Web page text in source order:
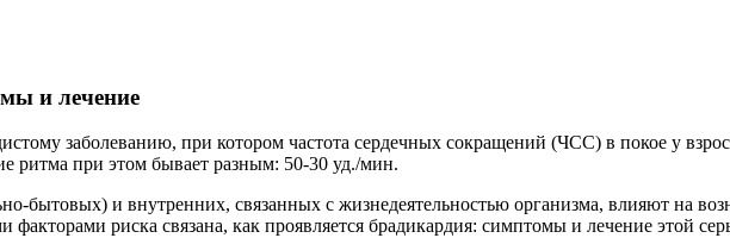
и лечение
заболеванию, при котором частота сердечных сокращений (ЧСС) в покое у
ритма при этом бывает разным: 50-30 уд./мин.
бытовых) и внутренних, связанных с жизнедеятельностью организма, влияют на
риска связана, как проявляется брадикардия: симптомы и лечение этой